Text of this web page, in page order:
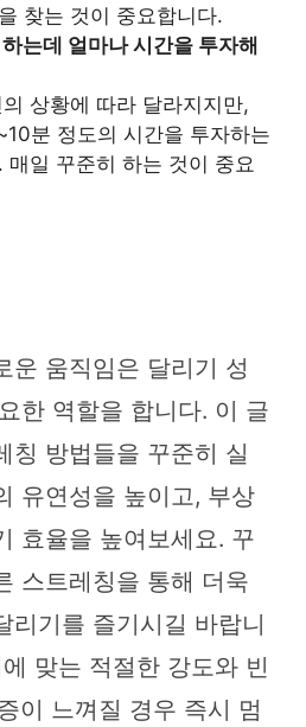
찾는 것이 중요합니다.
는데 얼마나 시간을 투자해
상황에 따라 달라지지만,
분 정도의 시간을 투자하는
매일 꾸준히 하는 것이 중요
운 움직임은 달리기 성
한 역할을 합니다. 이 글
칭 방법들을 꾸준히 실
유연성을 높이고, 부상
효율을 높여보세요. 꾸
스트레칭을 통해 더욱
리기를 즐기시길 바랍니
맞는 적절한 강도와 빈
이 느껴질 경우 즉시 멈